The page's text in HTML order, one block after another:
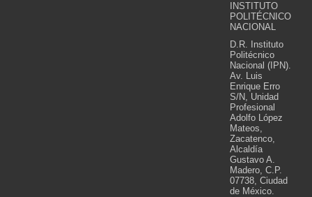
INSTITUTO
POLITÉCNICO
NACIONAL
D.R. Instituto
Politécnico
Nacional (IPN).
Av. Luis
Enrique Erro
S/N, Unidad
Profesional
Adolfo López
Mateos,
Zacatenco,
Alcaldía
Gustavo A.
Madero, C.P.
07738, Ciudad
de México.